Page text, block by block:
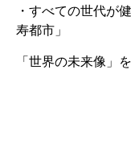
・すべての世代が
寿都市」
「世界の未来像」